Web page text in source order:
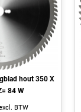
hout 350 X
84 W
BTW